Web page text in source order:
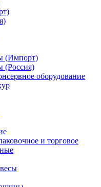
(Импорт)
оборудование
и торговое